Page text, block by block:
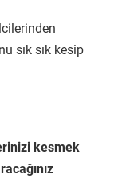
sık sık kesip
kesmek